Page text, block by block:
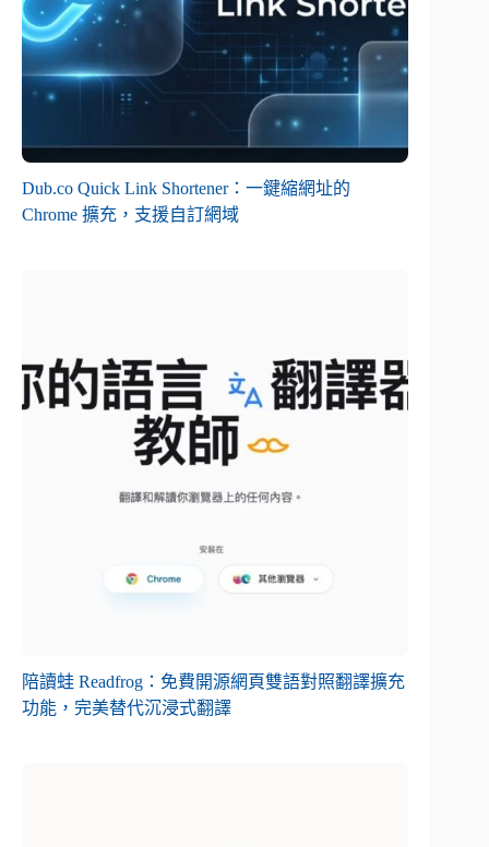
Dub.co Quick Link Shortener：一鍵縮網址的
Chrome 擴充，支援自訂網域
陪讀蛙 Readfrog：免費開源網頁雙語對照翻譯擴充
功能，完美替代沉浸式翻譯